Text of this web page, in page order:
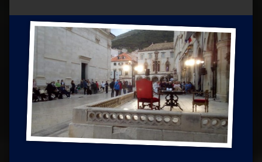
Drugi autori
Drugi autori
Matea Andrić
Ljiljana Lekanić-Kljaić
Željko Krznarić
Mario Lovreković